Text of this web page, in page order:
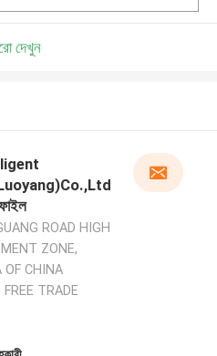
দেখুন
ROAD HIGH
ZONE,
OF CHINA
TRADE